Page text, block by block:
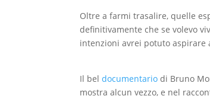
Oltre a farmi trasalire, quelle
definitivamente che se volevo
intenzioni avrei potuto aspirare
Il beldocumentario di Bruno
mostra alcun vezzo, e nel